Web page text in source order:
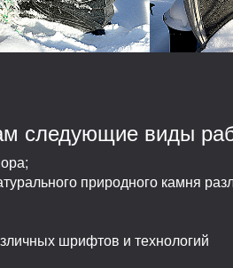
следующие виды
природного камня
шрифтов и технологий